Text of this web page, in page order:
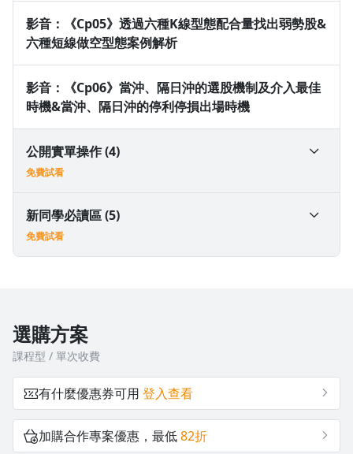
影音：《Cp05》透過六種K線型態配合量找出弱勢股&
六種短線做空型態案例解析
影音：《Cp06》當沖、隔日沖的選股機制及介入最佳
時機&當沖、隔日沖的停利停損出場時機
公開實單操作 (4)
免費試看
30萬達成300萬實單公開＋案例分享
免費試看
30萬小資實單示範帳戶｜24個月收益538萬，本月125
萬，本月不少隔日沖帶來跳空收益
免費試看
20231130｜11月短沖帳戶+83萬，2019年1月至目前
59個月總收益+3175萬
新同學必讀區 (5)
免費試看
新同學必讀：一、冠軍短沖操盤術基本原理&量價關係
新同學必讀：二、冠軍短沖操盤術進出場時間及進場
時機
選購方案
課程型 / 單次收費
有什麼優惠券可用 登入查看
加購合作專案優惠，最低82折
沒有待播放的清單
去逛逛